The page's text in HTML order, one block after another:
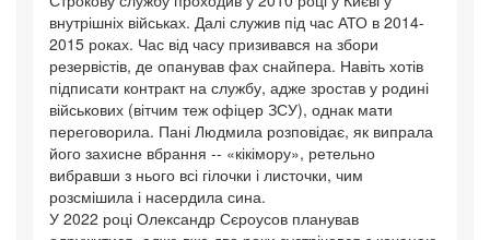
внутрішніх військах. Далі служив під час АТО в 2014-
2015 роках. Час від часу призивався на збори
резервістів, де опанував фах снайпера. Навіть хотів
підписати контракт на службу, адже зростав у родині
військових (вітчим теж офіцер ЗСУ), однак мати
переговорила. Пані Людмила розповідає, як випрала
його захисне вбрання -- «кікімору», ретельно
вибравши з нього всі гілочки і листочки, чим
розсмішила і насердила сина.
У 2022 році Олександр Сєроусов планував